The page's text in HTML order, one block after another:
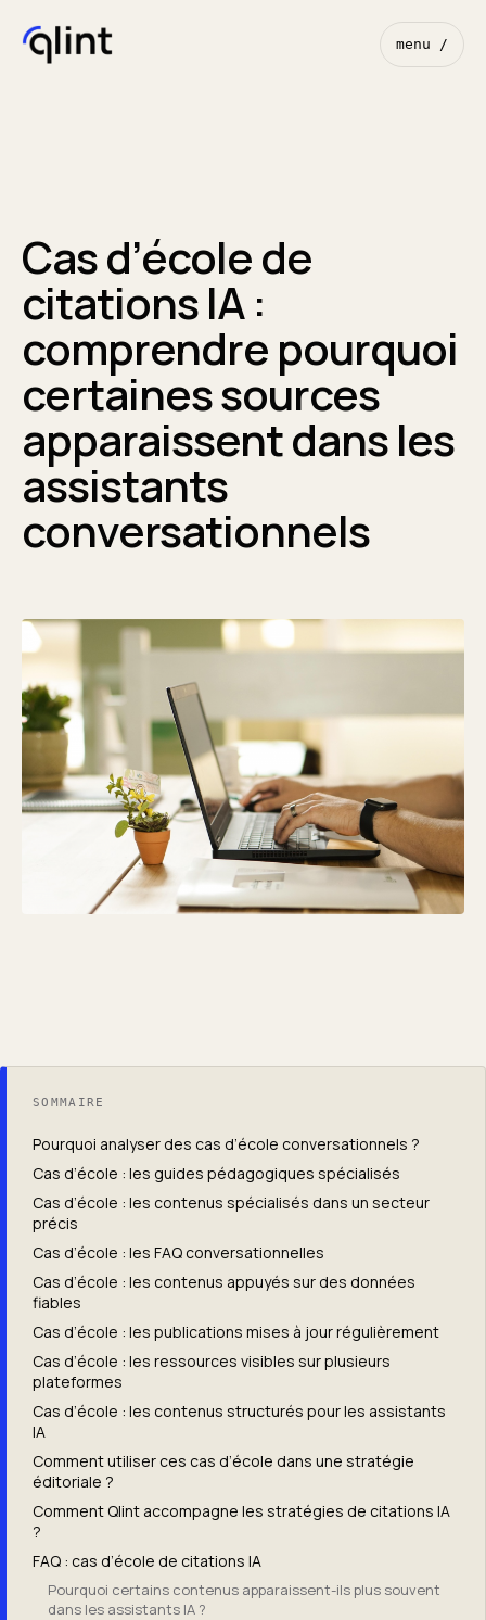
menu /
Cas d’école de
citations IA :
comprendre pourquoi
certaines sources
apparaissent dans les
assistants
conversationnels
SOMMAIRE
Pourquoi analyser des cas d’école conversationnels ?
Cas d’école : les guides pédagogiques spécialisés
Cas d’école : les contenus spécialisés dans un secteur
précis
Cas d’école : les FAQ conversationnelles
Cas d’école : les contenus appuyés sur des données
fiables
Cas d’école : les publications mises à jour régulièrement
Cas d’école : les ressources visibles sur plusieurs
plateformes
Cas d’école : les contenus structurés pour les assistants
IA
Comment utiliser ces cas d’école dans une stratégie
éditoriale ?
Comment Qlint accompagne les stratégies de citations IA
?
FAQ : cas d’école de citations IA
Pourquoi certains contenus apparaissent-ils plus souvent
dans les assistants IA ?